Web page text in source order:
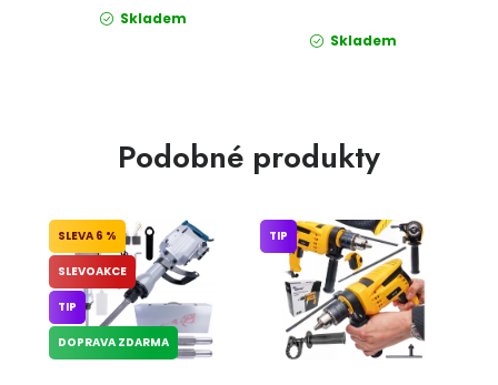
Skladem
Skladem
Podobné produkty
6 %
SLEVOAKCE
TIP
DOPRAVA ZDARMA
TIP